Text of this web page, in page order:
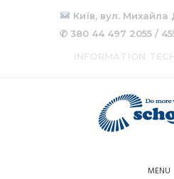
Київ, вул. Михайла
✆ 380 44 497 2055 /
MENU